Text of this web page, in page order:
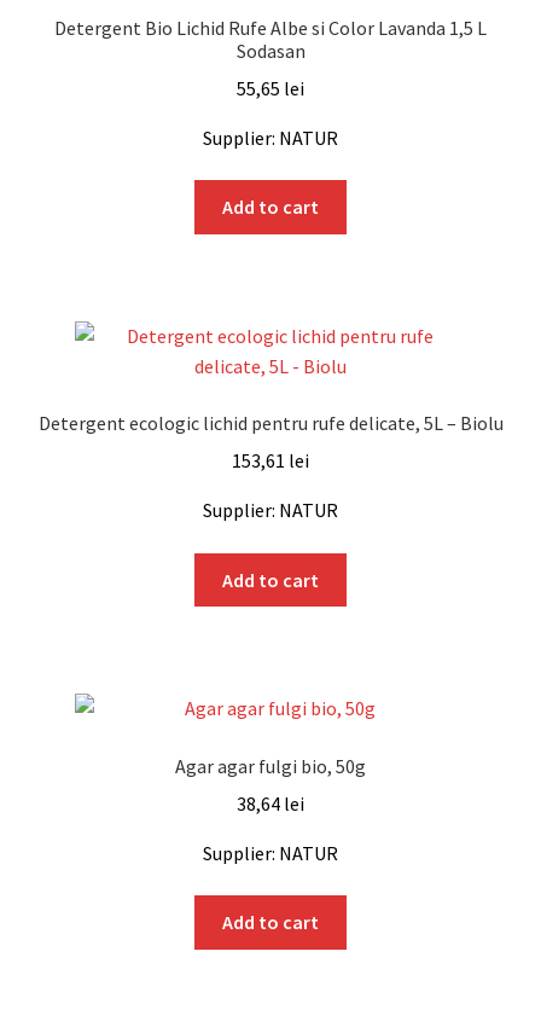
Detergent Bio Lichid Rufe Albe si Color Lavanda 1,5 L
Sodasan
55,65 lei
Supplier: NATUR
Add to cart
Detergent ecologic lichid pentru rufe delicate, 5L – Biolu
153,61 lei
Supplier: NATUR
Add to cart
Agar agar fulgi bio, 50g
38,64 lei
Supplier: NATUR
Add to cart